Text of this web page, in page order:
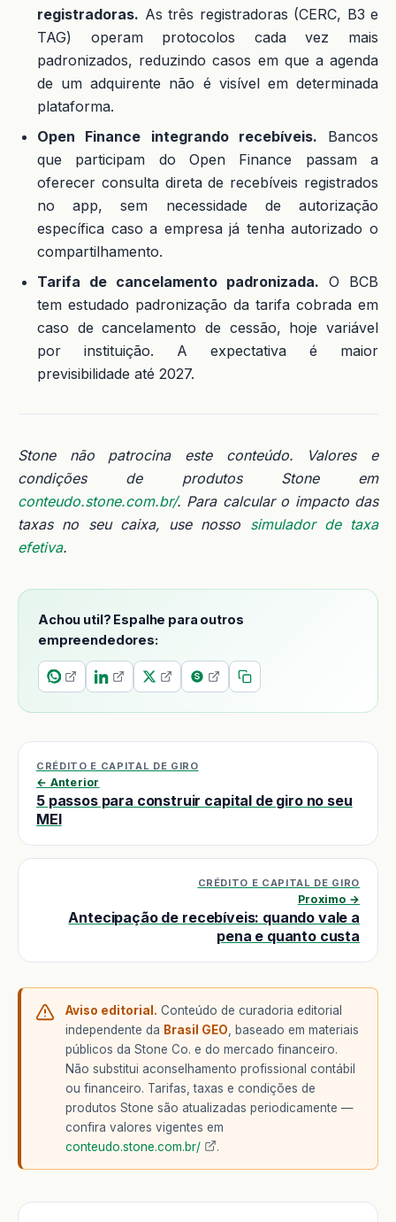
registradoras. As três registradoras (CERC, B3 e
TAG) operam protocolos cada vez mais
padronizados, reduzindo casos em que a agenda
de um adquirente não é visível em determinada
plataforma.
Open Finance integrando recebíveis. Bancos
que participam do Open Finance passam a
oferecer consulta direta de recebíveis registrados
no app, sem necessidade de autorização
específica caso a empresa já tenha autorizado o
compartilhamento.
Tarifa de cancelamento padronizada. O BCB
tem estudado padronização da tarifa cobrada em
caso de cancelamento de cessão, hoje variável
por instituição. A expectativa é maior
previsibilidade até 2027.
Stone não patrocina este conteúdo. Valores e
condições de produtos Stone em
conteudo.stone.com.br/. Para calcular o impacto das
taxas no seu caixa, use nosso simulador de taxa
efetiva.
Achou util? Espalhe para outros
empreendedores:
CRÉDITO E CAPITAL DE GIRO
← Anterior
5 passos para construir capital de giro no seu
MEI
CRÉDITO E CAPITAL DE GIRO
Proximo →
Antecipação de recebíveis: quando vale a
pena e quanto custa
Aviso editorial. Conteúdo de curadoria editorial
independente da Brasil GEO , baseado em materiais
públicos da Stone Co. e do mercado financeiro.
Não substitui aconselhamento profissional contábil
ou financeiro. Tarifas, taxas e condições de
produtos Stone são atualizadas periodicamente —
confira valores vigentes em
conteudo.stone.com.br/
.